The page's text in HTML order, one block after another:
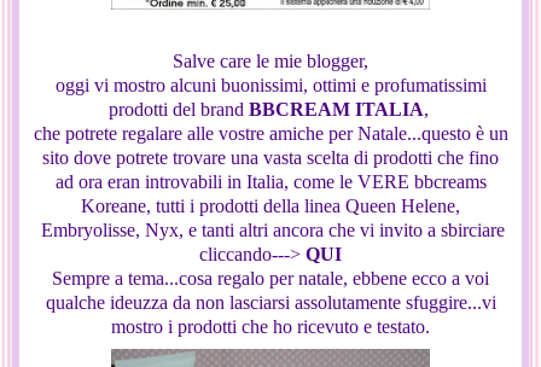
Salve care le mie blogger,
oggi vi mostro alcuni buonissimi, ottimi e profumatissimi
prodotti del brand BBCREAM ITALIA,
che potrete regalare alle vostre amiche per Natale...questo è un
sito dove potrete trovare una vasta scelta di prodotti che fino
ad ora eran introvabili in Italia, come le VERE bbcreams
Koreane, tutti i prodotti della linea Queen Helene,
Embryolisse, Nyx, e tanti altri ancora che vi invito a sbirciare
cliccando---> QUI
Sempre a tema...cosa regalo per natale, ebbene ecco a voi
qualche ideuzza da non lasciarsi assolutamente sfuggire...vi
mostro i prodotti che ho ricevuto e testato.